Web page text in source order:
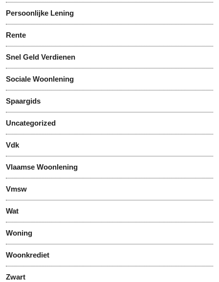
Persoonlijke Lening
Rente
Snel Geld Verdienen
Sociale Woonlening
Spaargids
Uncategorized
Vdk
Vlaamse Woonlening
Vmsw
Wat
Woning
Woonkrediet
Zwart